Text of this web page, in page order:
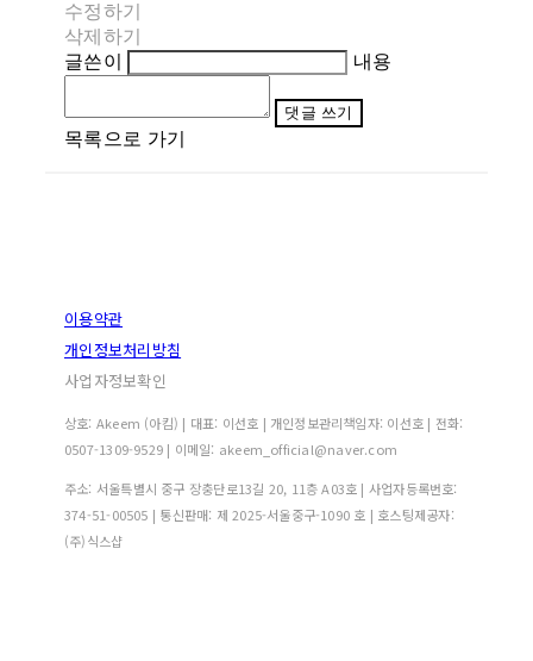
수정하기
삭제하기
글쓴이
내용
댓글 쓰기
목록으로 가기
이용약관
개인정보처리방침
사업자정보확인
상호: Akeem (아킴) | 대표: 이선호 | 개인정보관리책임자: 이선호 | 전화:
0507-1309-9529 | 이메일: akeem_official@naver.com
주소: 서울특별시 중구 장충단로13길 20, 11층 A03호 | 사업자등록번호:
374-51-00505 | 통신판매: 제 2025-서울중구-1090 호 | 호스팅제공자:
(주)식스샵